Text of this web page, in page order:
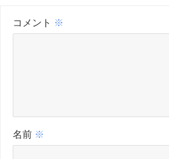
コメント ※
名前 ※